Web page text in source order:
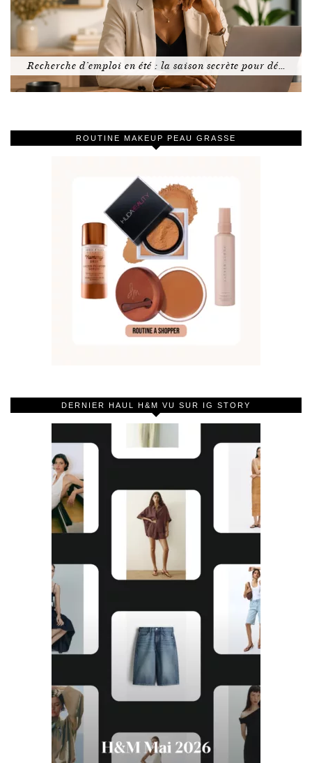
Recherche d’emploi en été : la saison secrète pour dé…
ROUTINE MAKEUP PEAU GRASSE
DERNIER HAUL H&M VU SUR IG STORY